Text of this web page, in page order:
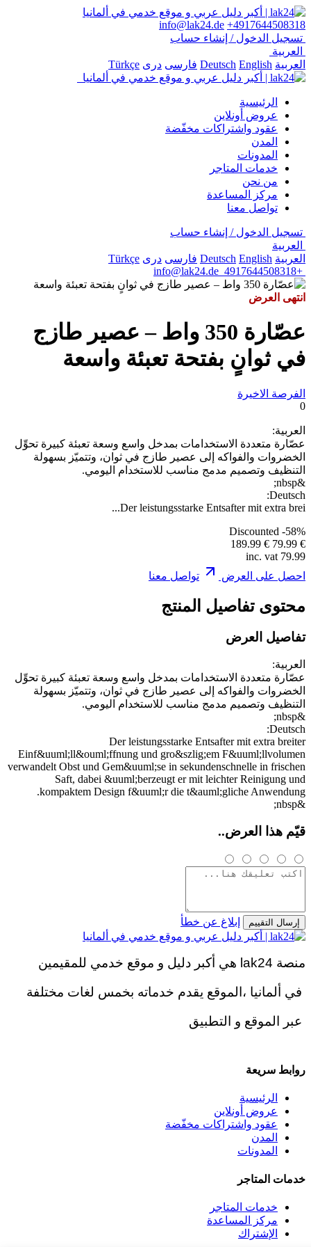
info@lak24.de +4917644508318
تسجيل الدخول / إنشاء حساب
العربية
العربية
Deutsch English فارسی دری Türkçe
الرئيسية
عروض أونلاين
عقود واشتراكات مخفّضة
المدن
المدونات
خدمات المتاجر
من نحن
مركز المساعدة
تواصل معنا
تسجيل الدخول / إنشاء حساب
العربية
العربية
Deutsch English فارسی دری Türkçe
+4917644508318
info@lak24.de
انتهى العرض
عصّارة 350 واط – عصير طازج
في ثوانٍ بفتحة تعبئة واسعة
الفرصة الاخيرة
0
العربية:
عصّارة متعددة الاستخدامات بمدخل واسع وسعة تعبئة كبيرة تحوِّل
الخضروات والفواكه إلى عصير طازج في ثوان، وتتميّز بسهولة
التنظيف وتصميم مدمج مناسب للاستخدام اليومي.
&nbsp;
Deutsch:
Der leistungsstarke Entsafter mit extra brei...
Discounted -58%
€ 79.99
€ 189.99
79.99 inc. vat
احصل على العرض
تواصل معنا
محتوى تفاصيل المنتج
تفاصيل العرض
العربية:
عصّارة متعددة الاستخدامات بمدخل واسع وسعة تعبئة كبيرة تحوِّل
الخضروات والفواكه إلى عصير طازج في ثوان، وتتميّز بسهولة
التنظيف وتصميم مدمج مناسب للاستخدام اليومي.
&nbsp;
Deutsch:
Der leistungsstarke Entsafter mit extra breiter
Einf&uuml;ll&ouml;ffnung und gro&szlig;em F&uuml;llvolumen
verwandelt Obst und Gem&uuml;se in sekundenschnelle in frischen
Saft, dabei &uuml;berzeugt er mit leichter Reinigung und
kompaktem Design f&uuml;r die t&auml;gliche Anwendung.
&nbsp;
قيّم هذا العرض..
إرسال التقييم إبلاغ عن خطأ
منصة lak24 هي أكبر دليل و موقع خدمي للمقيمين
في ألمانيا ،الموقع يقدم خدماته بخمس لغات مختلفة
عبر الموقع و التطبيق
روابط سريعة
الرئيسية
عروض أونلاين
عقود واشتراكات مخفّضة
المدن
المدونات
خدمات المتاجر
خدمات المتاجر
مركز المساعدة
الإشتراك